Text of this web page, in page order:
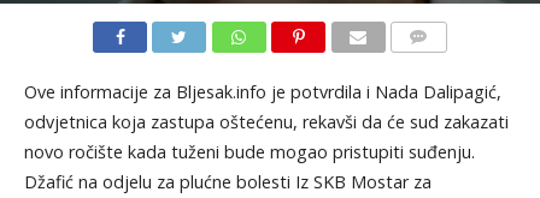
Ove informacije za Bljesak.info je potvrdila i Nada Dalipagić,
odvjetnica koja zastupa oštećenu, rekavši da će sud zakazati
novo ročište kada tuženi bude mogao pristupiti suđenju.
Džafić na odjelu za plućne bolesti Iz SKB Mostar za